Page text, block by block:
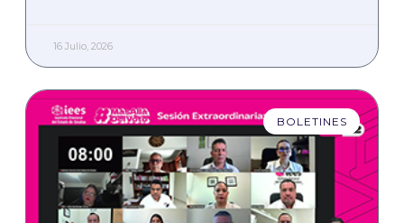
16 Julio, 2026
BOLETINES